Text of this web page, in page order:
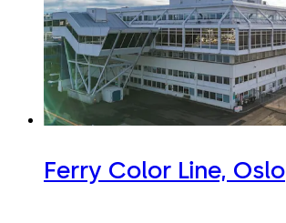
Ferry Color Line, Oslo